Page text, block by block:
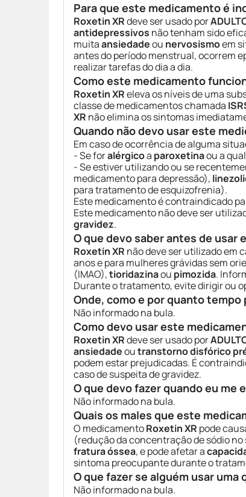
Para que este medicamento é
Roxetin XRdeve ser usado por
antidepressivos não tenham sido
muitaansiedadeou nervosismoem
antes do período menstrual, ocorrem
realizar tarefas do dia a dia.
Como este medicamento
Roxetin XReleva os níveis de uma
classe de medicamentos chamada
XR não elimina os sintomas
Quando não devo usar este
Em caso de ocorrência de alguma
- Se foralérgicoa paroxetinaou a
- Se estiver utilizando ou se
medicamento para depressão),
para tratamento de esquizofrenia).
Este medicamento é contraindicado
Este medicamento não deve ser
gravidez.
O que devo saber antes de usar
Roxetin XR não deve ser utilizado em
anos e para mulheres grávidas sem
(IMAO),tioridazinaou pimozida.
Durante o tratamento, evite dirigir ou
Onde, como e por quanto
Não informado na bula.
Como devo usar este
Roxetin XRdeve ser usado por
ansiedadeoutranstorno disfórico
podem estar prejudicadas. É
caso de suspeita de gravidez.
O que devo fazer quando eu
Não informado na bula.
Quais os males que este
O medicamentoRoxetin XR pode
(redução da concentração de sódio no
fratura óssea, e pode afetar a
sintoma preocupante durante o
O que fazer se alguém usar
Não informado na bula.